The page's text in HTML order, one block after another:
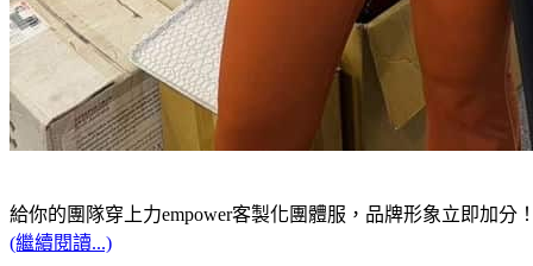
給你的團隊穿上力empower客製化團體服，品牌形象立即加分
(繼續閱讀...)